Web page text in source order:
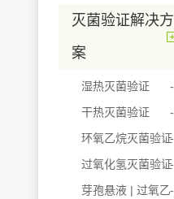
灭菌验证解决方
案
湿热灭菌验证
干热灭菌验证
环氧乙烷灭菌验证
过氧化氢灭菌验证
芽孢悬液 | 过氧乙